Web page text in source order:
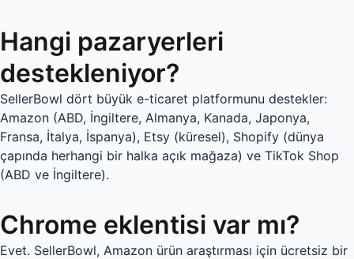
Hangi pazaryerleri
destekleniyor?
SellerBowl dört büyük e-ticaret platformunu destekler:
Amazon (ABD, İngiltere, Almanya, Kanada, Japonya,
Fransa, İtalya, İspanya), Etsy (küresel), Shopify (dünya
çapında herhangi bir halka açık mağaza) ve TikTok Shop
(ABD ve İngiltere).
Chrome eklentisi var mı?
Evet. SellerBowl, Amazon ürün araştırması için ücretsiz bir